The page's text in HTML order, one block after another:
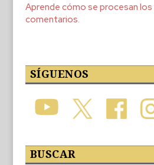
Aprende cómo se procesan
comentarios.
SÍGUENOS
BUSCAR